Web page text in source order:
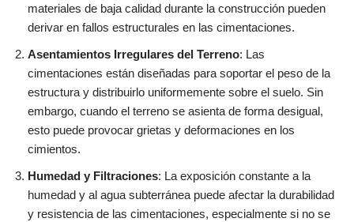
materiales de baja calidad durante la construcción pueden
derivar en fallos estructurales en las cimentaciones.
Asentamientos Irregulares del Terreno: Las
cimentaciones están diseñadas para soportar el peso de la
estructura y distribuirlo uniformemente sobre el suelo. Sin
embargo, cuando el terreno se asienta de forma desigual,
esto puede provocar grietas y deformaciones en los
cimientos.
Humedad y Filtraciones: La exposición constante a la
humedad y al agua subterránea puede afectar la durabilidad
y resistencia de las cimentaciones, especialmente si no se